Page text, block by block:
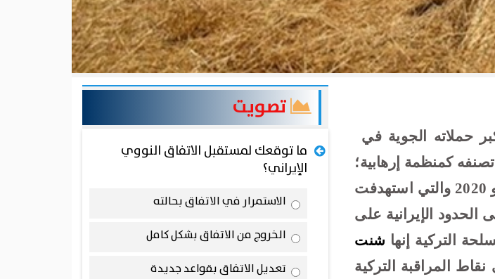
حملاته الجوية في
تصنفه كمنظمة إرهابية؛
حيث قامت تركيا بتنفيذ عملية مخلب النسر في منتصف يونيو 2020 والتي استهدفت
الحدود الإيرانية على
التركية إنها شنت
المراقبة التركية
تصويت
ما توقعك لمستقبل الاتفاق النووي
الإيراني؟
الاستمرار في الاتفاق بحالته
الخروج من الاتفاق بشكل كامل
تعديل الاتفاق بقواعد جديدة